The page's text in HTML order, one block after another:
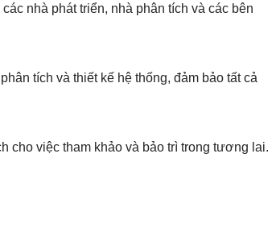
nhà phát triển, nhà phân tích và các bên
tích và thiết kế hệ thống, đảm bảo tất cả
cho việc tham khảo và bảo trì trong tương lai.